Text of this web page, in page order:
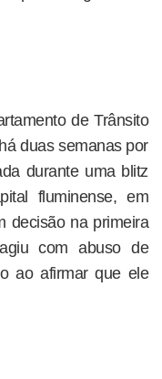
de Trânsito
duas semanas por
durante uma blitz
fluminense, em
decisão na primeira
com abuso de
ao afirmar que ele